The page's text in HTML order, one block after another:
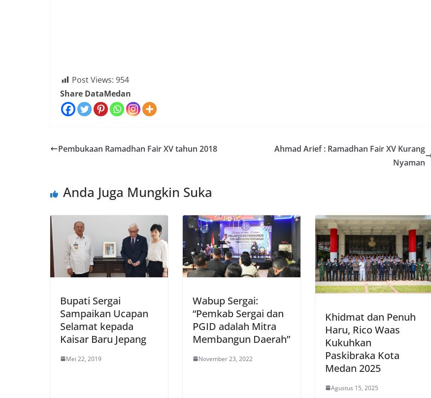
Post Views: 954
Share DataMedan
Pembukaan Ramadhan Fair XV tahun 2018
Ahmad Arief : Ramadhan Fair XV Kurang
Nyaman
Anda Juga Mungkin Suka
Bupati Sergai
Sampaikan Ucapan
Selamat kepada
Kaisar Baru Jepang
Mei 22, 2019
Wabup Sergai:
“Pemkab Sergai dan
PGID adalah Mitra
Membangun Daerah”
November 23, 2022
Khidmat dan Penuh
Haru, Rico Waas
Kukuhkan
Paskibraka Kota
Medan 2025
Agustus 15, 2025